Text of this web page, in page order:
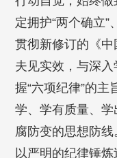
定拥护“两个确立”
贯彻新修订的《
夫见实效，与深
握“六项纪律”的
学、学有质量、
腐防变的思想防线
以严明的纪律锤